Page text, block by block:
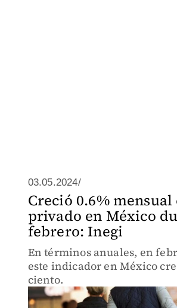
03.05.2024/
Creció 0.6%
privado en México
febrero: Inegi
En términos anuales, en
este indicador en México
ciento.